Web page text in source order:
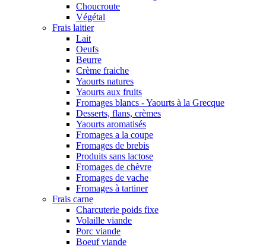
Choucroute
Végétal
Frais laitier
Lait
Oeufs
Beurre
Crème fraiche
Yaourts natures
Yaourts aux fruits
Fromages blancs - Yaourts à la Grecque
Desserts, flans, crèmes
Yaourts aromatisés
Fromages a la coupe
Fromages de brebis
Produits sans lactose
Fromages de chèvre
Fromages de vache
Fromages à tartiner
Frais carne
Charcuterie poids fixe
Volaille viande
Porc viande
Boeuf viande